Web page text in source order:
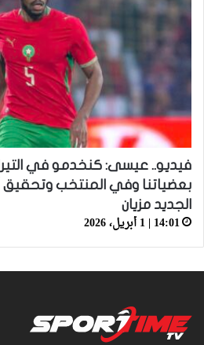
فيديو.. عيسى: كنخدمو في
بعضياتنا وفي المنتخب وتحقيق
الجديد مزيان
14:01 | 1 أبريل، 2026